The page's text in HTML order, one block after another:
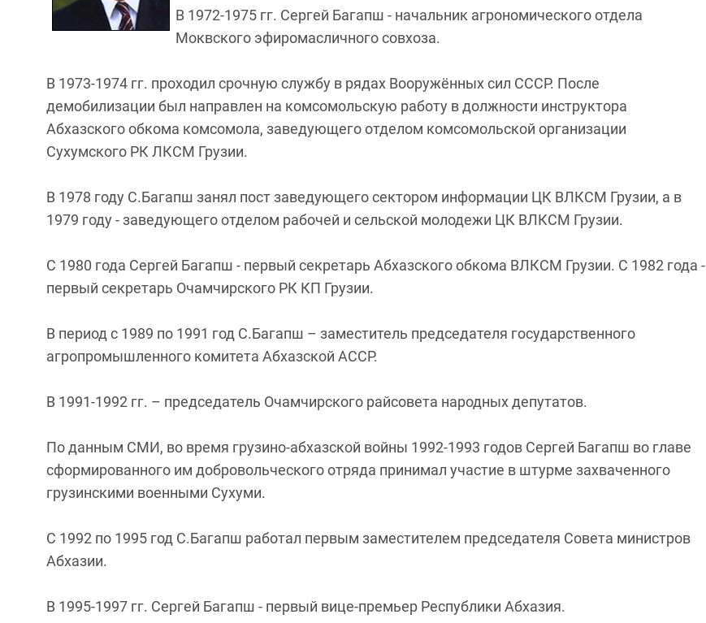
В 1972-1975 гг. Сергей Багапш - начальник агрономического отдела
Моквского эфиромасличного совхоза.
В 1973-1974 гг. проходил срочную службу в рядах Вооружённых сил СССР. После
демобилизации был направлен на комсомольскую работу в должности инструктора
Абхазского обкома комсомола, заведующего отделом комсомольской организации
Сухумского РК ЛКСМ Грузии.
В 1978 году С.Багапш занял пост заведующего сектором информации ЦК ВЛКСМ Грузии, а в
1979 году - заведующего отделом рабочей и сельской молодежи ЦК ВЛКСМ Грузии.
С 1980 года Сергей Багапш - первый секретарь Абхазского обкома ВЛКСМ Грузии. С 1982 года -
первый секретарь Очамчирского РК КП Грузии.
В период с 1989 по 1991 год С.Багапш – заместитель председателя государственного
агропромышленного комитета Абхазской АССР.
В 1991-1992 гг. – председатель Очамчирского райсовета народных депутатов.
По данным СМИ, во время грузино-абхазской войны 1992-1993 годов Сергей Багапш во главе
сформированного им добровольческого отряда принимал участие в штурме захваченного
грузинскими военными Сухуми.
С 1992 по 1995 год С.Багапш работал первым заместителем председателя Совета министров
Абхазии.
В 1995-1997 гг. Сергей Багапш - первый вице-премьер Республики Абхазия.